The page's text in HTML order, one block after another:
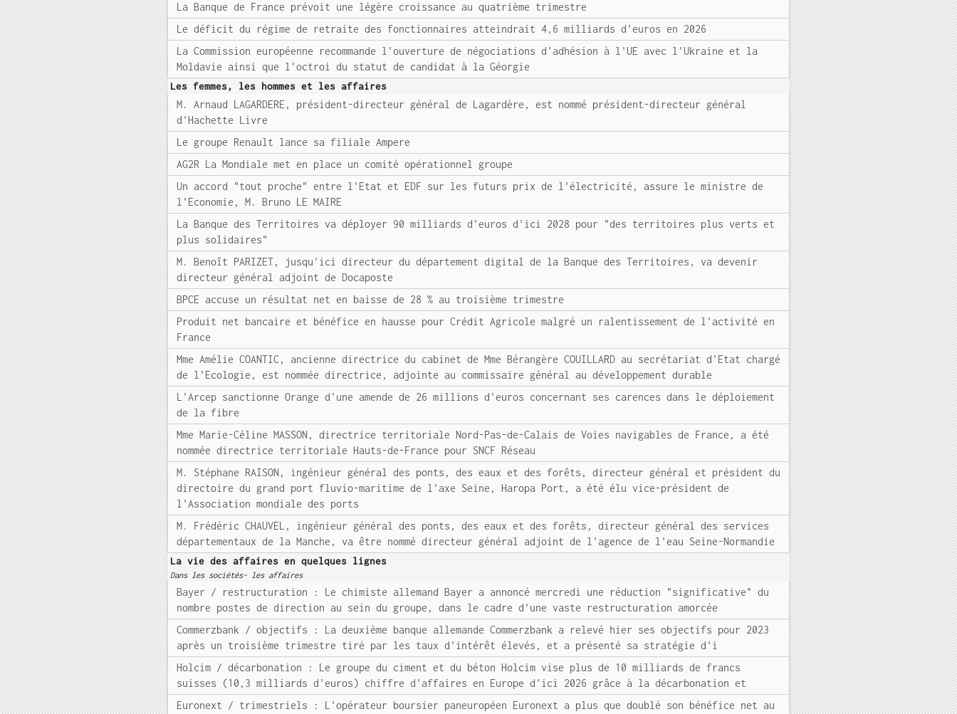
La Banque de France prévoit une légère croissance au quatrième trimestre
Le déficit du régime de retraite des fonctionnaires atteindrait 4,6 milliards d'euros en 2026
La Commission européenne recommande l'ouverture de négociations d'adhésion à l'UE avec l'Ukraine et la
Moldavie ainsi que l'octroi du statut de candidat à la Géorgie
Les femmes, les hommes et les affaires
M. Arnaud LAGARDERE, président-directeur général de Lagardère, est nommé président-directeur général
d'Hachette Livre
Le groupe Renault lance sa filiale Ampere
AG2R La Mondiale met en place un comité opérationnel groupe
Un accord "tout proche" entre l'Etat et EDF sur les futurs prix de l'électricité, assure le ministre de
l'Economie, M. Bruno LE MAIRE
La Banque des Territoires va déployer 90 milliards d'euros d'ici 2028 pour "des territoires plus verts et
plus solidaires"
M. Benoît PARIZET, jusqu'ici directeur du département digital de la Banque des Territoires, va devenir
directeur général adjoint de Docaposte
BPCE accuse un résultat net en baisse de 28 % au troisième trimestre
Produit net bancaire et bénéfice en hausse pour Crédit Agricole malgré un ralentissement de l'activité en
France
Mme Amélie COANTIC, ancienne directrice du cabinet de Mme Bérangère COUILLARD au secrétariat d'Etat chargé
de l'Ecologie, est nommée directrice, adjointe au commissaire général au développement durable
L'Arcep sanctionne Orange d'une amende de 26 millions d'euros concernant ses carences dans le déploiement
de la fibre
Mme Marie-Céline MASSON, directrice territoriale Nord-Pas-de-Calais de Voies navigables de France, a été
nommée directrice territoriale Hauts-de-France pour SNCF Réseau
M. Stéphane RAISON, ingénieur général des ponts, des eaux et des forêts, directeur général et président du
directoire du grand port fluvio-maritime de l'axe Seine, Haropa Port, a été élu vice-président de
l'Association mondiale des ports
M. Frédéric CHAUVEL, ingénieur général des ponts, des eaux et des forêts, directeur général des services
départementaux de la Manche, va être nommé directeur général adjoint de l'agence de l'eau Seine-Normandie
La vie des affaires en quelques lignes
Dans les sociétés- les affaires
Bayer / restructuration : Le chimiste allemand Bayer a annoncé mercredi une réduction "significative" du
nombre postes de direction au sein du groupe, dans le cadre d'une vaste restructuration amorcée
Commerzbank / objectifs : La deuxième banque allemande Commerzbank a relevé hier ses objectifs pour 2023
après un troisième trimestre tiré par les taux d'intérêt élevés, et a présenté sa stratégie d'i
Holcim / décarbonation : Le groupe du ciment et du béton Holcim vise plus de 10 milliards de francs
suisses (10,3 milliards d'euros) chiffre d'affaires en Europe d'ici 2026 grâce à la décarbonation et
Euronext / trimestriels : L'opérateur boursier paneuropéen Euronext a plus que doublé son bénéfice net au